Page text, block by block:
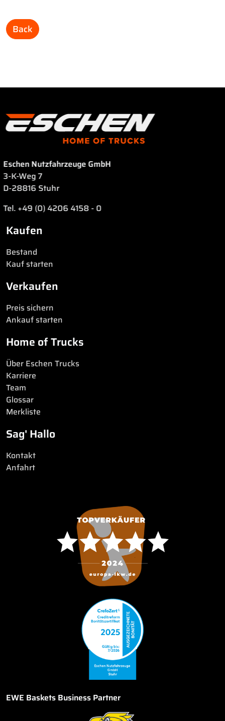
Back
Eschen Nutzfahrzeuge GmbH
3-K-Weg 7
D-28816 Stuhr
Tel. +49 (0) 4206 4158 - 0
Kaufen
Bestand
Kauf starten
Verkaufen
Preis sichern
Ankauf starten
Home of Trucks
Über Eschen Trucks
Karriere
Team
Glossar
Merkliste
Sag' Hallo
Kontakt
Anfahrt
EWE Baskets Business Partner